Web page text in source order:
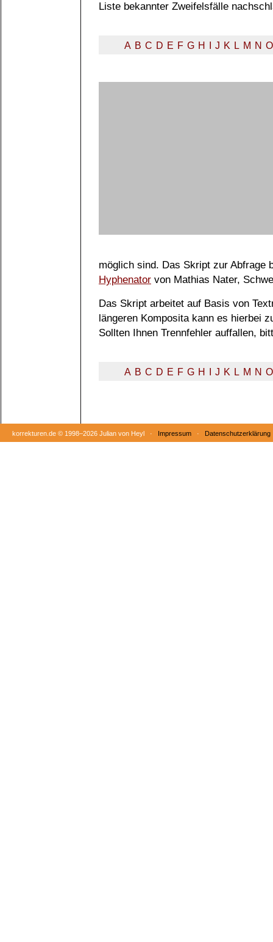
Liste bekannter Zweifelsfälle
A B C D E F G H J K L M N O
möglich sind. Das Skript zur Abfrage
Hyphenator von Mathias Nater,
Das Skript arbeitet auf Basis von
längeren Komposita kann es hierbei
Sollten Ihnen Trennfehler auffallen,
A B C D E F G H J K L M N O
korrekturen.de © 1998–2026 Julian von Heyl · Impressum · Datenschutzerklärung